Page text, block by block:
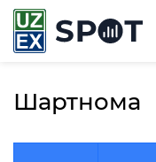
Шартнома